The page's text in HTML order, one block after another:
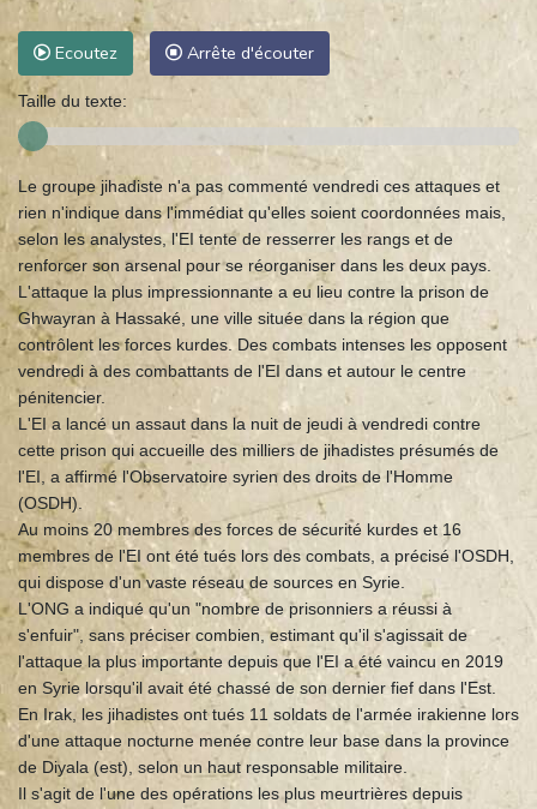
Ecoutez Arrête d'écouter
Taille du texte:
Le groupe jihadiste n'a pas commenté vendredi ces attaques et
rien n'indique dans l'immédiat qu'elles soient coordonnées mais,
selon les analystes, l'EI tente de resserrer les rangs et de
renforcer son arsenal pour se réorganiser dans les deux pays.
L'attaque la plus impressionnante a eu lieu contre la prison de
Ghwayran à Hassaké, une ville située dans la région que
contrôlent les forces kurdes. Des combats intenses les opposent
vendredi à des combattants de l'EI dans et autour le centre
pénitencier.
L'EI a lancé un assaut dans la nuit de jeudi à vendredi contre
cette prison qui accueille des milliers de jihadistes présumés de
l'EI, a affirmé l'Observatoire syrien des droits de l'Homme
(OSDH).
Au moins 20 membres des forces de sécurité kurdes et 16
membres de l'EI ont été tués lors des combats, a précisé l'OSDH,
qui dispose d'un vaste réseau de sources en Syrie.
L'ONG a indiqué qu'un "nombre de prisonniers a réussi à
s'enfuir", sans préciser combien, estimant qu'il s'agissait de
l'attaque la plus importante depuis que l'EI a été vaincu en 2019
en Syrie lorsqu'il avait été chassé de son dernier fief dans l'Est.
En Irak, les jihadistes ont tués 11 soldats de l'armée irakienne lors
d'une attaque nocturne menée contre leur base dans la province
de Diyala (est), selon un haut responsable militaire.
Il s'agit de l'une des opérations les plus meurtrières depuis